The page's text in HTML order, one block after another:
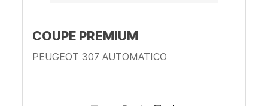
COUPE PREMIUM
PEUGEOT 307 AUTOMATICO